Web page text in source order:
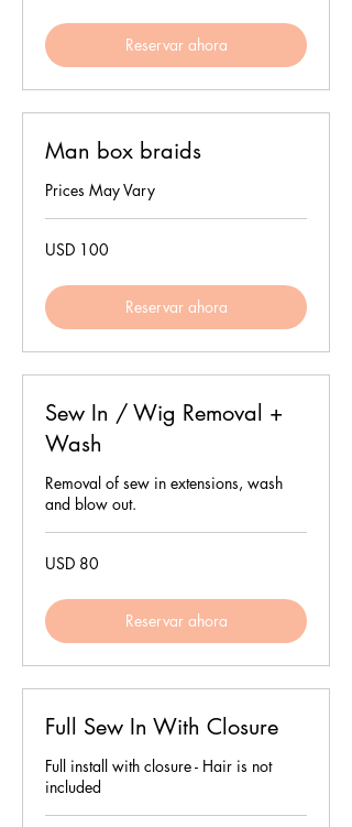
Reservar ahora
Man box braids
Prices May Vary
100
dólares
USD 100
Reservar ahora
Sew In / Wig Removal +
Wash
Removal of sew in extensions, wash
and blow out.
80
dólares
USD 80
Reservar ahora
Full Sew In With Closure
Full install with closure - Hair is not
included